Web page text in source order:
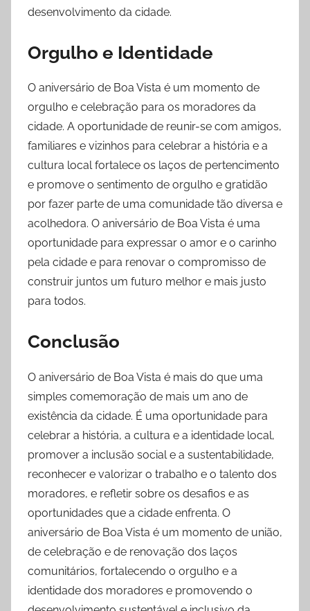
desenvolvimento da cidade.
Orgulho e Identidade
O aniversário de Boa Vista é um momento de
orgulho e celebração para os moradores da
cidade. A oportunidade de reunir-se com amigos,
familiares e vizinhos para celebrar a história e a
cultura local fortalece os laços de pertencimento
e promove o sentimento de orgulho e gratidão
por fazer parte de uma comunidade tão diversa e
acolhedora. O aniversário de Boa Vista é uma
oportunidade para expressar o amor e o carinho
pela cidade e para renovar o compromisso de
construir juntos um futuro melhor e mais justo
para todos.
Conclusão
O aniversário de Boa Vista é mais do que uma
simples comemoração de mais um ano de
existência da cidade. É uma oportunidade para
celebrar a história, a cultura e a identidade local,
promover a inclusão social e a sustentabilidade,
reconhecer e valorizar o trabalho e o talento dos
moradores, e refletir sobre os desafios e as
oportunidades que a cidade enfrenta. O
aniversário de Boa Vista é um momento de união,
de celebração e de renovação dos laços
comunitários, fortalecendo o orgulho e a
identidade dos moradores e promovendo o